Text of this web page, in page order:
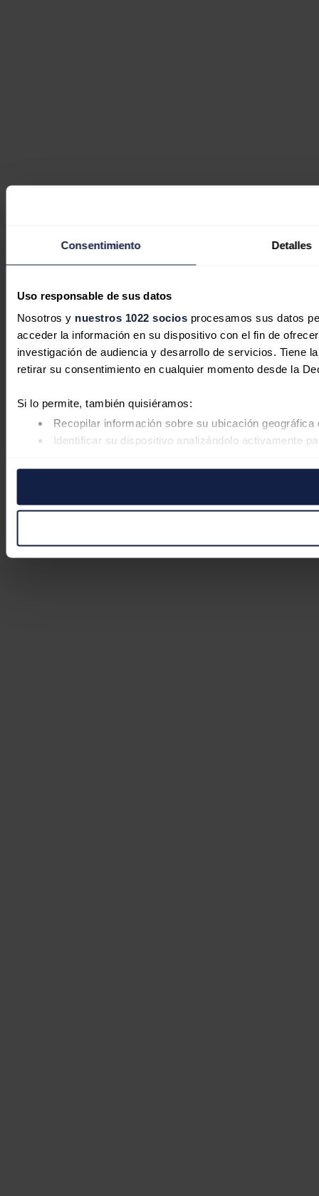
Consentimiento Detalles
Uso responsable de sus datos
Nosotros y nuestros 1022 sociosprocesamos sus datos
acceder la información en su dispositivo con el fin de
investigación de audiencia y desarrollo de servicios. Tiene
retirar su consentimiento en cualquier momento desde la
Si lo permite, también quisiéramos:
Recopilar información sobre su ubicación
Identificar su dispositivo analizándolo activamente
Las cookies de este sitio web se usan para personalizar el
pueden combinarla con otra información que les haya